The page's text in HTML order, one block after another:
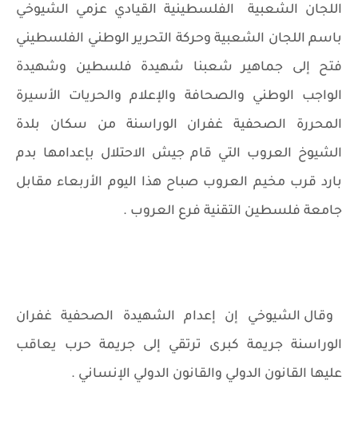
اللجان الشعبية
الفلسطينية القيادي عزمي الشيوخي
باسم اللجان الشعبية وحركة التحرير الوطني الفلسطيني
فتح إلى جماهير شعبنا شهيدة فلسطين وشهيدة
الواجب الوطني والصحافة والإعلام والحريات الأسيرة
المحررة الصحفية غفران الوراسنة من سكان بلدة
الشيوخ العروب التي قام جيش الاحتلال بإعدامها بدم
بارد قرب مخيم العروب صباح هذا اليوم الأربعاء مقابل
جامعة فلسطين التقنية فرع العروب .
وقال الشيوخي إن إعدام الشهيدة الصحفية غفران
الوراسنة جريمة كبرى ترتقي إلى جريمة حرب يعاقب
عليها القانون الدولي والقانون الدولي الإنساني .